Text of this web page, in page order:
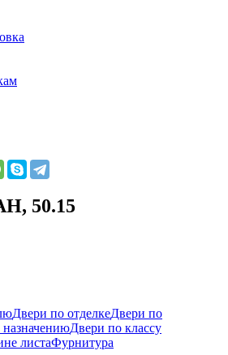
50.15
Двери по отделкеДвери по
Двери по классу
листаФурнитура